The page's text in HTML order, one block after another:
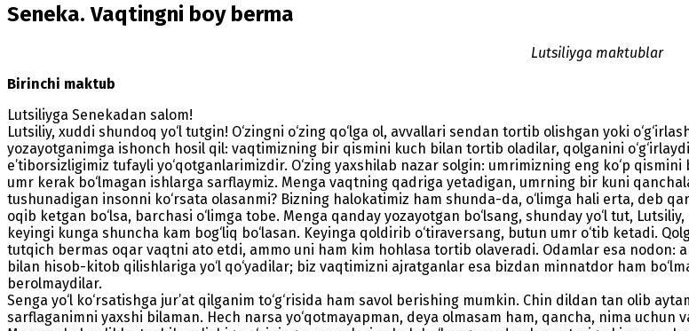
Seneka. Vaqtingni boy berma
Lutsiliyga maktublar
Birinchi maktub
Lutsiliyga Senekadan salom!
Lutsiliy, xuddi shundoq yo‘l tutgin! O‘zingni o‘zing qo‘lga ol, avvallari sendan tortib olishgan yoki
yozayotganimga ishonch hosil qil: vaqtimizning bir qismini kuch bilan tortib oladilar, qolganini
e’tiborsizligimiz tufayli yo‘qotganlarimizdir. O‘zing yaxshilab nazar solgin: umrimizning eng ko‘p
umr kerak bo‘lmagan ishlarga sarflaymiz. Menga vaqtning qadriga yetadigan, umrning bir kuni
tushunadigan insonni ko‘rsata olasanmi? Bizning halokatimiz ham shunda-da, o‘limga hali erta, deb
oqib ketgan bo‘lsa, barchasi o‘limga tobe. Menga qanday yozayotgan bo‘lsang, shunday yo‘l tut,
keyingi kunga shuncha kam bog‘liq bo‘lasan. Keyinga qoldirib o‘tiraversang, butun umr o‘tib ketadi.
tutqich bermas oqar vaqtni ato etdi, ammo uni ham kim hohlasa tortib olaveradi. Odamlar esa nodon:
bilan hisob-kitob qilishlariga yo‘l qo‘yadilar; biz vaqtimizni ajratganlar esa bizdan minnatdor ham
berolmaydilar.
Senga yo‘l ko‘rsatishga jur’at qilganim to‘g‘risida ham savol berishing mumkin. Chin dildan tan olib
sarflaganimni yaxshi bilaman. Hech narsa yo‘qotmayapman, deya olmasam ham, qancha, nima uchun